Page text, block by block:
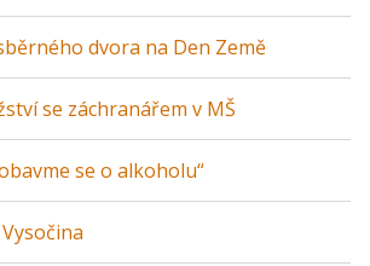
dvora na Den Země
se záchranářem v MŠ
se o alkoholu“